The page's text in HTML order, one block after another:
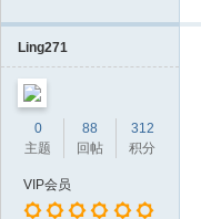
Ling271
0
主题
88
回帖
312
积分
VIP会员